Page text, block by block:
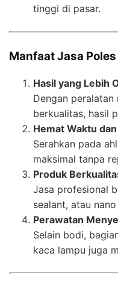
tinggi di pasar.
Manfaat Jasa
Hasil yang Lebih
Dengan
berkualitas, hasil
Hemat Waktu
Serahkan pada
maksimal tanpa
Produk
Jasa profesional
sealant, atau
Perawatan
Selain bodi,
kaca lampu juga